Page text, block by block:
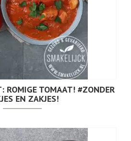
ROMIGE TOMAAT! #ZONDER
EN ZAKJES!